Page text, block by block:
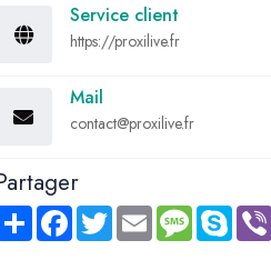
Service client
https://proxilive.fr
Mail
contact@proxilive.fr
Share FacebookTwitter Email MessageSkype